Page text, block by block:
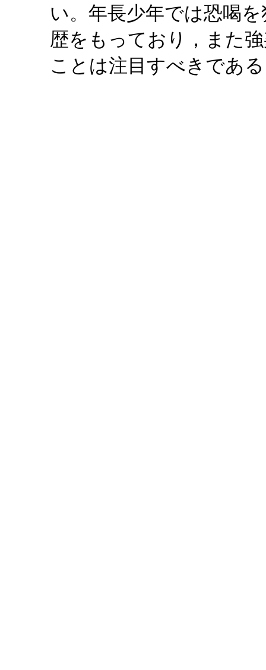
い。年長少年では恐喝
歴をもっており，また
ことは注目すべきであ